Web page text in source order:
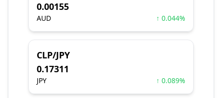
0.00155
AUD ↑ 0.044%
CLP/JPY
0.17311
JPY ↑ 0.089%